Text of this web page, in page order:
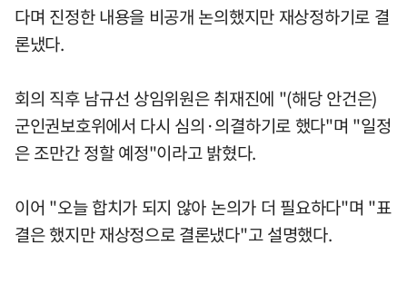
다며 진정한 내용을 비공개 논의했지만 재상정하기로 결
론냈다.
회의 직후 남규선 상임위원은 취재진에 "(해당 안건은)
군인권보호위에서 다시 심의·의결하기로 했다"며 "일정
은 조만간 정할 예정"이라고 밝혔다.
이어 "오늘 합치가 되지 않아 논의가 더 필요하다"며 "표
결은 했지만 재상정으로 결론냈다"고 설명했다.